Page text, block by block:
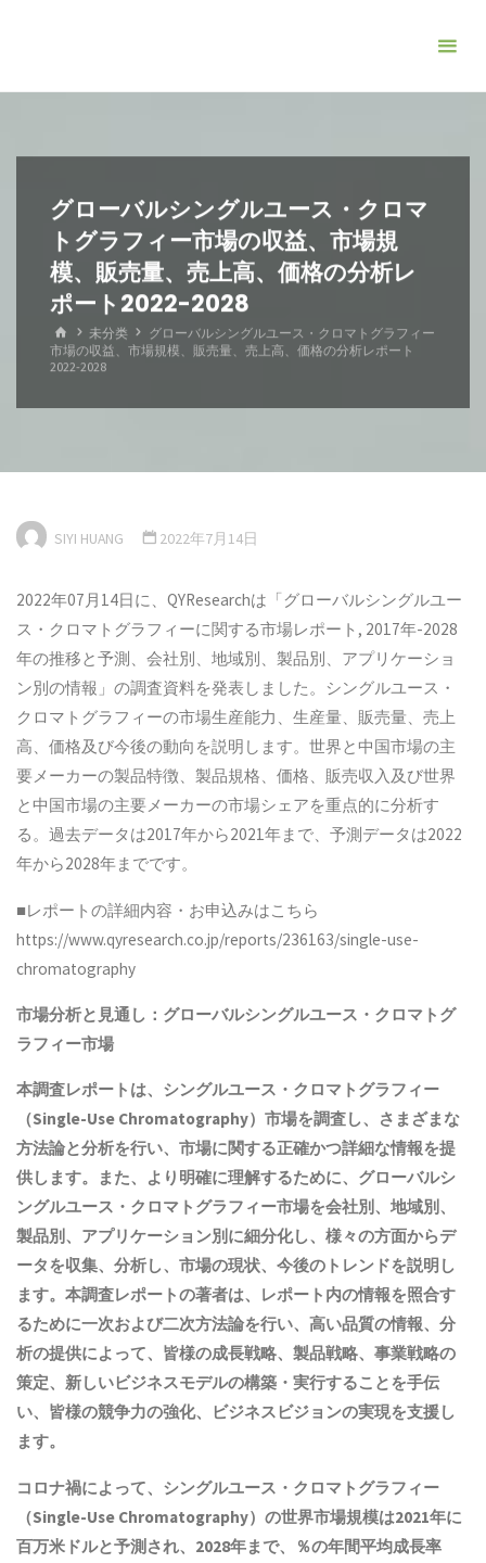
グローバルシングルユース・クロマ
トグラフィー市場の収益、市場規
模、販売量、売上高、価格の分析レ
ポート2022-2028
ホ
ー
ム
未分类
グローバルシングルユース・クロマトグラフィー
市場の収益、市場規模、販売量、売上高、価格の分析レポート
2022-2028
SIYI HUANG 2022年7月14日
2022年07月14日に、QYResearchは「グローバルシングルユー
ス・クロマトグラフィーに関する市場レポート, 2017年-2028
年の推移と予測、会社別、地域別、製品別、アプリケーショ
ン別の情報」の調査資料を発表しました。シングルユース・
クロマトグラフィーの市場生産能力、生産量、販売量、売上
高、価格及び今後の動向を説明します。世界と中国市場の主
要メーカーの製品特徴、製品規格、価格、販売収入及び世界
と中国市場の主要メーカーの市場シェアを重点的に分析す
る。過去データは2017年から2021年まで、予測データは2022
年から2028年までです。
■レポートの詳細内容・お申込みはこちら
https://www.qyresearch.co.jp/reports/236163/single-use-
chromatography
市場分析と見通し：グローバルシングルユース・クロマトグ
ラフィー市場
本調査レポートは、シングルユース・クロマトグラフィー
（Single-Use Chromatography）市場を調査し、さまざまな
方法論と分析を行い、市場に関する正確かつ詳細な情報を提
供します。また、より明確に理解するために、グローバルシ
ングルユース・クロマトグラフィー市場を会社別、地域別、
製品別、アプリケーション別に細分化し、様々の方面からデ
ータを収集、分析し、市場の現状、今後のトレンドを説明し
ます。本調査レポートの著者は、レポート内の情報を照合す
るために一次および二次方法論を行い、高い品質の情報、分
析の提供によって、皆様の成長戦略、製品戦略、事業戦略の
策定、新しいビジネスモデルの構築・実行することを手伝
い、皆様の競争力の強化、ビジネスビジョンの実現を支援し
ます。
コロナ禍によって、シングルユース・クロマトグラフィー
（Single-Use Chromatography）の世界市場規模は2021年に
百万米ドルと予測され、2028年まで、％の年間平均成長率